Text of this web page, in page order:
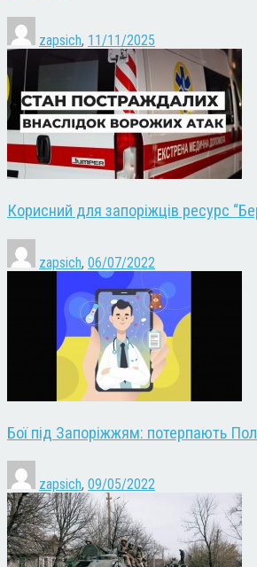
zapsich, 11/11/2025
Корисний для запоріжців ресурс
zapsich, 06/07/2022
Бої під Запоріжжям: потерпають
zapsich, 09/05/2022